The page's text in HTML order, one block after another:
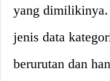
yang dimilikinya.
jenis data
berurutan dan